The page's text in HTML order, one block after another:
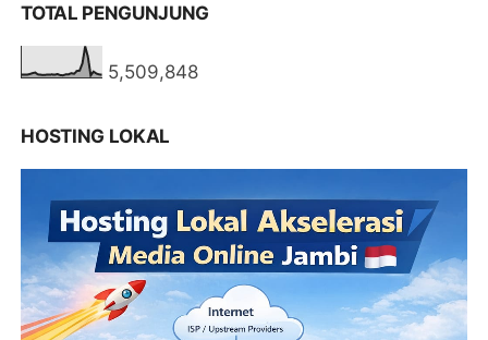
TOTAL PENGUNJUNG
5,509,848
HOSTING LOKAL